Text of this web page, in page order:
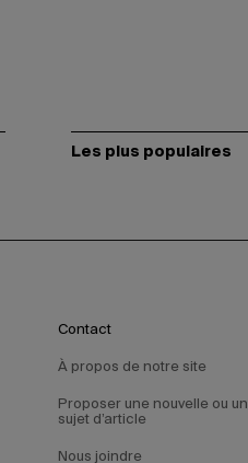
Les plus populaires
Contact
À propos de notre site
Proposer une nouvelle ou un
sujet d’article
Nous joindre